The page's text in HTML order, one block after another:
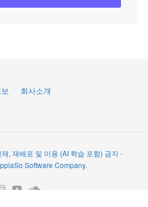
회사소개
, 재배포 및 이용 (AI 학습 포함) 금지 -
Software Company.